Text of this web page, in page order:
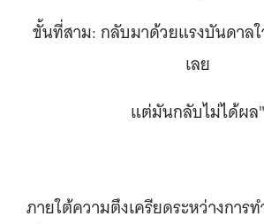
ขั้นที่สาม: กลับมาด้วยแรงบันดาล
เลย
แต่มันกลับไม่ได้ผล"
ภายใต้ความตึงเครียดระหว่างการ